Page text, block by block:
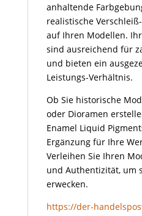
anhaltende
realistische
auf Ihren Modellen.
sind ausreichend für
und bieten ein
Leistungs-Verhältnis.
Ob Sie historische
oder Dioramen
Enamel Liquid
Ergänzung für Ihre
Verleihen Sie Ihren
und Authentizität, um
erwecken.
https://der-